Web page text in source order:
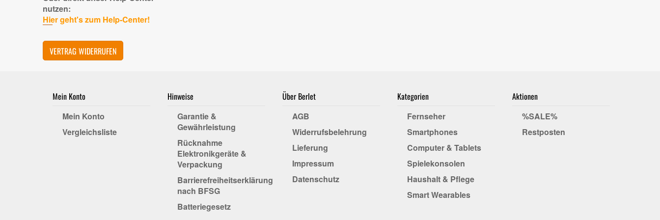
nutzen:
Hier geht's zum Help-Center!
VERTRAG WIDERRUFEN
Mein Konto
Mein Konto
Vergleichsliste
Hinweise
Garantie &
Gewährleistung
Rücknahme
Elektronikgeräte &
Verpackung
Barrierefreiheitserklärung
nach BFSG
Batteriegesetz
Über Berlet
AGB
Widerrufsbelehrung
Lieferung
Impressum
Datenschutz
Kategorien
Fernseher
Smartphones
Computer & Tablets
Spielekonsolen
Haushalt & Pflege
Smart Wearables
Aktionen
%SALE%
Restposten